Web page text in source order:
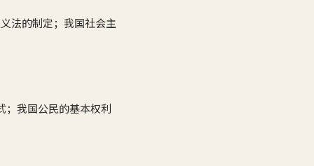
法的制定；我国社会主
；我国公民的基本权利